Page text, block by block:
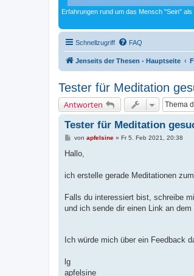
Erfahrungen rund um das Mensch "Sein" als
Schnellzugriff FAQ
Jenseits der Thesen - Hauptseite
Tester für Meditation
Antworten
Tester für Meditation
B
i
a
von apfelsine» Fr 5. Feb 2021, 20:38
Hallo,
ich erstelle gerade Meditationen
Falls du interessiert bist, schreibe
und ich sende dir einen Link an
Ich würde mich über ein Feedback
lg
apfelsine